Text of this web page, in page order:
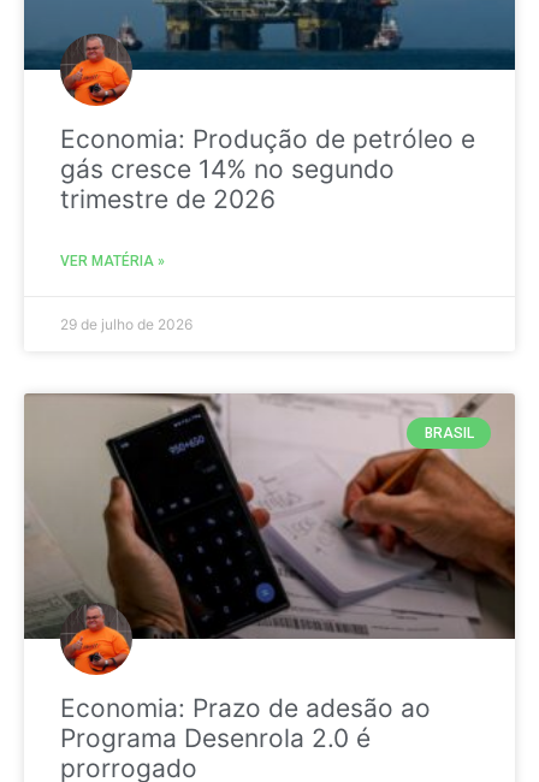
Economia: Produção de petróleo e
gás cresce 14% no segundo
trimestre de 2026
VER MATÉRIA »
29 de julho de 2026
BRASIL
Economia: Prazo de adesão ao
Programa Desenrola 2.0 é
prorrogado